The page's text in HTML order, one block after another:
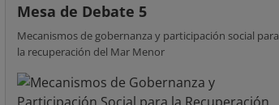
Mesa de Debate 5
Mecanismos de gobernanza y participación social para
la recuperación del Mar Menor